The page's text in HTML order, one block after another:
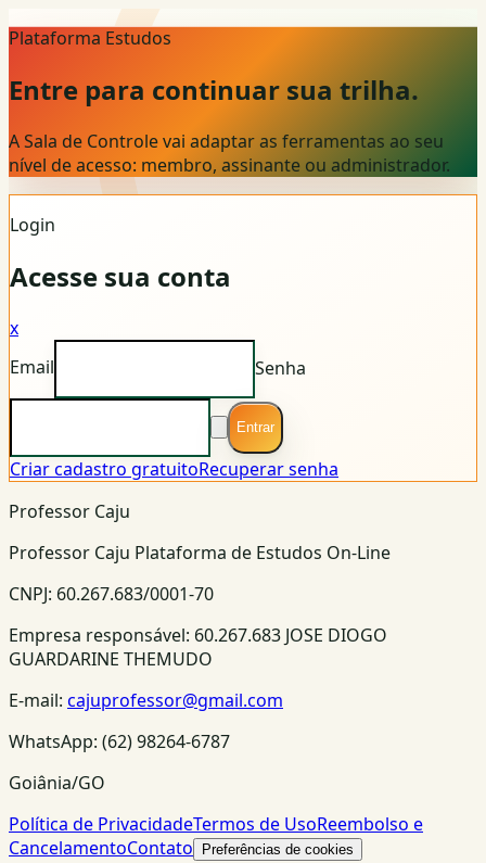
Plataforma Estudos
Entre para continuar sua trilha.
A Sala de Controle vai adaptar as ferramentas ao seu
nível de acesso: membro, assinante ou administrador.
Login
Acesse sua conta
x
Email
Senha
Entrar
Criar cadastro gratuitoRecuperar senha
Professor Caju
Professor Caju Plataforma de Estudos On-Line
CNPJ: 60.267.683/0001-70
Empresa responsável: 60.267.683 JOSE DIOGO
GUARDARINE THEMUDO
E-mail: cajuprofessor@gmail.com
WhatsApp: (62) 98264-6787
Goiânia/GO
Política de PrivacidadeTermos de UsoReembolso e
CancelamentoContato Preferências de cookies